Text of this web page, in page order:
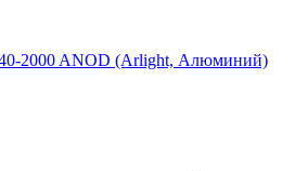
2000 ANOD (Arlight, Алюминий)